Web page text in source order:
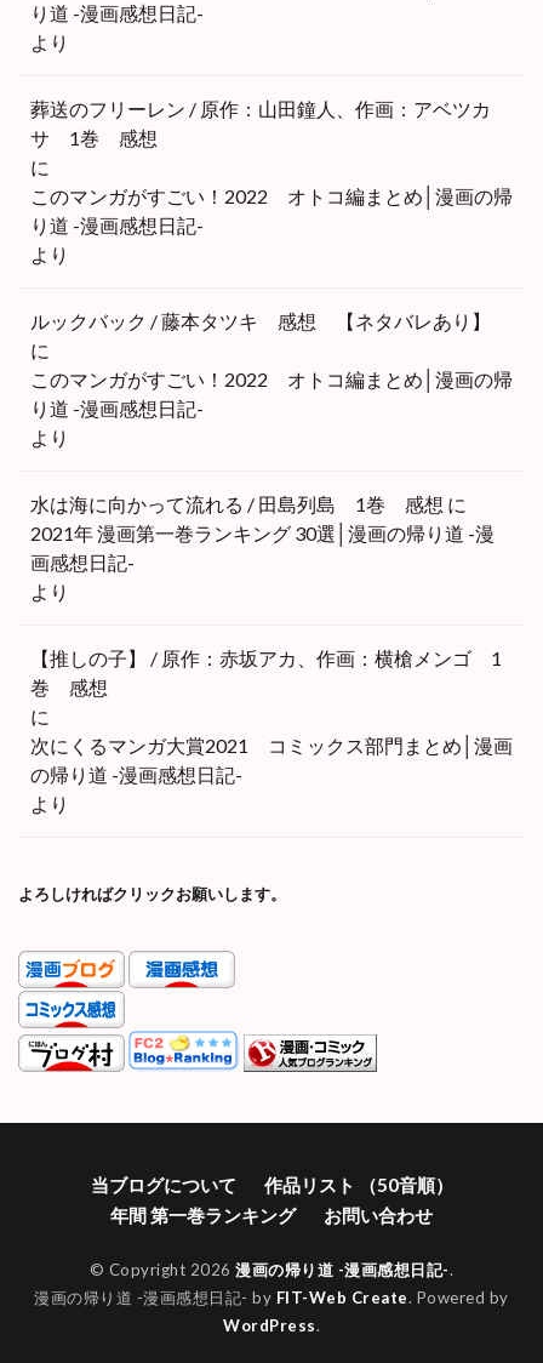
り道 -漫画感想日記-
より
葬送のフリーレン / 原作：山田鐘人、作画：アベツカ
サ 1巻 感想
に
このマンガがすごい！2022 オトコ編まとめ│漫画の帰
り道 -漫画感想日記-
より
ルックバック / 藤本タツキ 感想 【ネタバレあり】
に
このマンガがすごい！2022 オトコ編まとめ│漫画の帰
り道 -漫画感想日記-
より
水は海に向かって流れる / 田島列島 1巻 感想 に
2021年 漫画第一巻ランキング 30選│漫画の帰り道 -漫
画感想日記-
より
【推しの子】 / 原作：赤坂アカ、作画：横槍メンゴ 1
巻 感想
に
次にくるマンガ大賞2021 コミックス部門まとめ│漫画
の帰り道 -漫画感想日記-
より
よろしければクリックお願いします。
当ブログについて
作品リスト （50音順）
年間 第一巻ランキング
お問い合わせ
© Copyright 2026漫画の帰り道 -漫画感想日記-.
漫画の帰り道 -漫画感想日記- by FIT-Web Create. Powered by
WordPress.